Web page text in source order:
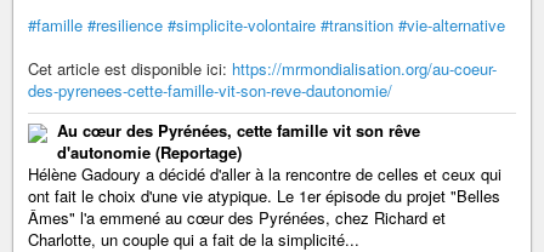
#famille #resilience #simplicite-volontaire #transition #vie-alternative
Cet article est disponible ici: https://mrmondialisation.org/au-coeur-
des-pyrenees-cette-famille-vit-son-reve-dautonomie/
Au cœur des Pyrénées, cette famille vit son rêve
d'autonomie (Reportage)
Hélène Gadoury a décidé d'aller à la rencontre de celles et ceux qui
ont fait le choix d'une vie atypique. Le 1er épisode du projet "Belles
Âmes" l'a emmené au cœur des Pyrénées, chez Richard et
Charlotte, un couple qui a fait de la simplicité...